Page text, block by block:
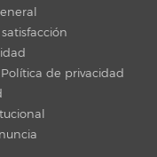
de privacidad